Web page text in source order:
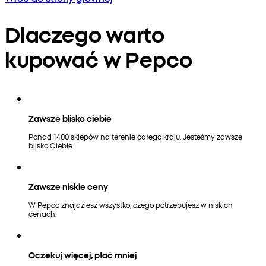
Dlaczego warto
kupować w Pepco
Zawsze blisko ciebie
Ponad 1400 sklepów na terenie całego kraju. Jesteśmy zawsze
blisko Ciebie.
Zawsze niskie ceny
W Pepco znajdziesz wszystko, czego potrzebujesz w niskich
cenach.
Oczekuj więcej, płać mniej